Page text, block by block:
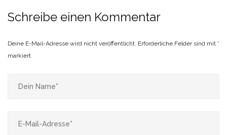
Schreibe einen Kommentar
Deine E-Mail-Adresse wird nicht veröffentlicht. Erforderliche Felder sind mit *
markiert